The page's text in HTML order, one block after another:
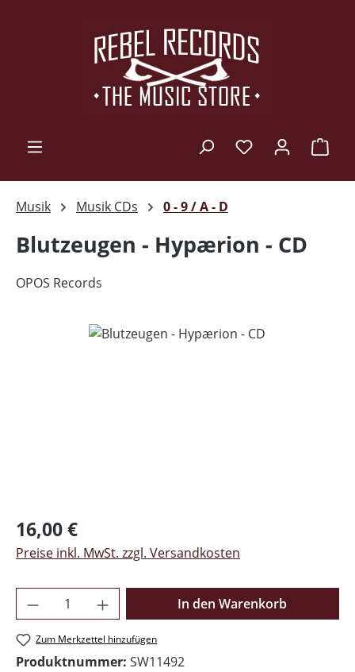
Musik Musik CDs 0 - 9 / A - D
Blutzeugen - Hypærion - CD
OPOS Records
Bildergalerie überspringen
Regulärer Preis:
16,00 €
Preise inkl. MwSt. zzgl. Versandkosten
Produkt Anzahl: Gib den gewünschten
In den Warenkorb
Zum Merkzettel hinzufügen
Produktnummer: SW11492